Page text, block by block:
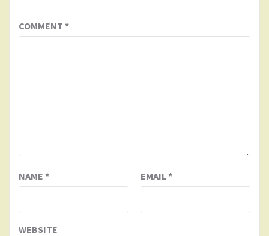
COMMENT *
NAME * EMAIL*
WEBSITE